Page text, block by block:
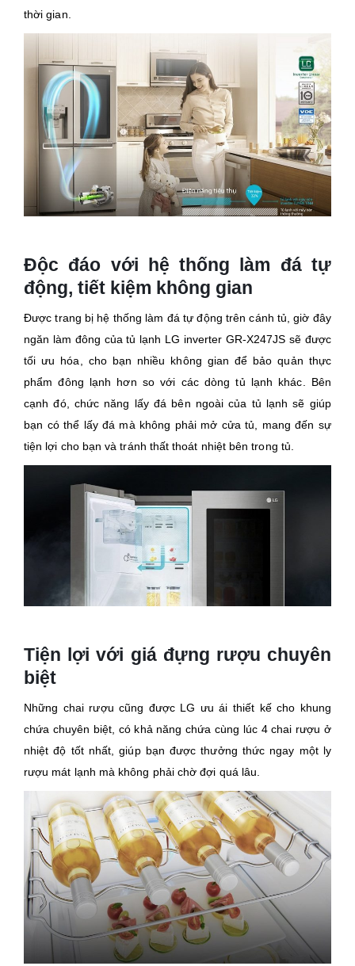
thời gian.
Độc đáo với hệ thống làm đá tự
động, tiết kiệm không gian
Được trang bị hệ thống làm đá tự động trên cánh tủ, giờ đây
ngăn làm đông của tủ lạnh LG inverter GR-X247JS sẽ được
tối ưu hóa, cho bạn nhiều không gian để bảo quản thực
phẩm đông lạnh hơn so với các dòng tủ lạnh khác. Bên
cạnh đó, chức năng lấy đá bên ngoài của tủ lạnh sẽ giúp
bạn có thể lấy đá mà không phải mở cửa tủ, mang đến sự
tiện lợi cho bạn và tránh thất thoát nhiệt bên trong tủ.
Tiện lợi với giá đựng rượu chuyên
biệt
Những chai rượu cũng được LG ưu ái thiết kế cho khung
chứa chuyên biệt, có khả năng chứa cùng lúc 4 chai rượu ở
nhiệt độ tốt nhất, giúp bạn được thưởng thức ngay một ly
rượu mát lạnh mà không phải chờ đợi quá lâu.